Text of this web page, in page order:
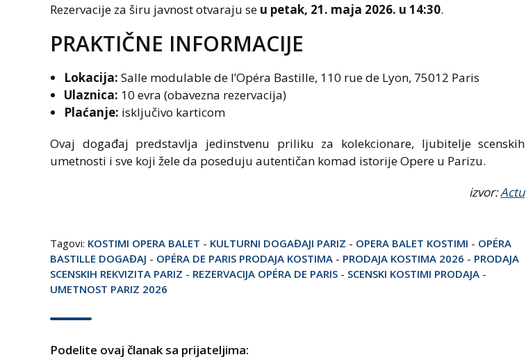
Rezervacije za širu javnost otvaraju se u petak, 21. maja 2026. u 14:30.
PRAKTIČNE INFORMACIJE
Lokacija: Salle modulable de l’Opéra Bastille, 110 rue de Lyon, 75012 Paris
Ulaznica: 10 evra (obavezna rezervacija)
Plaćanje: isključivo karticom
Ovaj događaj predstavlja jedinstvenu priliku za kolekcionare, ljubitelje scenskih
umetnosti i sve koji žele da poseduju autentičan komad istorije Opere u Parizu.
izvor:Actu
Tagovi: KOSTIMI OPERA BALET - KULTURNI DOGAĐAJI PARIZ - OPERA BALET KOSTIMI - OPÉRA
BASTILLE DOGAĐAJ - OPÉRA DE PARIS PRODAJA KOSTIMA - PRODAJA KOSTIMA 2026 - PRODAJA
SCENSKIH REKVIZITA PARIZ - REZERVACIJA OPÉRA DE PARIS - SCENSKI KOSTIMI PRODAJA -
UMETNOST PARIZ 2026
Podelite ovaj članak sa prijateljima: